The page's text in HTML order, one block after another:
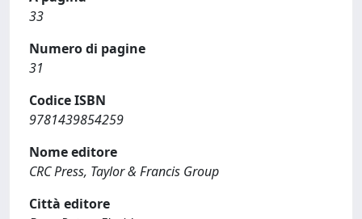
33
Numero di pagine
31
Codice ISBN
9781439854259
Nome editore
CRC Press, Taylor & Francis Group
Città editore